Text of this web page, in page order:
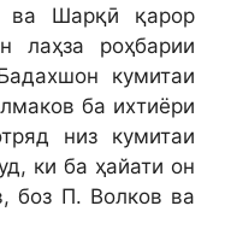
ва Шарқӣ қарор
лаҳза роҳбарии
кумитаи
ба ихтиёри
низ кумитаи
ки ба ҳайати он
боз П. Волков ва